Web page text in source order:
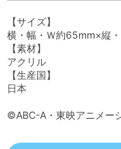
【サイズ】
横・幅・Ｗ約65mm×縦
【素材】
アクリル
【生産国】
日本
©ABC-A・東映アニメー